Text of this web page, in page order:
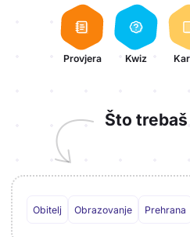
Aktivnosti lekcije
Provjera Kwiz
Što
Obitelj Obrazovanje Prehrana